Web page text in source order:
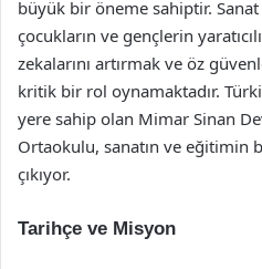
büyük bir öneme sahiptir. Sanat
çocukların ve gençlerin
zekalarını artırmak ve öz
kritik bir rol oynamaktadır.
yere sahip olan Mimar Sinan
Ortaokulu, sanatın ve eğitimin
çıkıyor.
Tarihçe ve Misyon